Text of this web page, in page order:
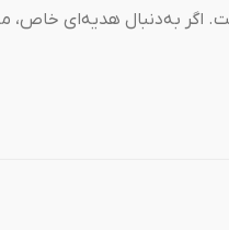
اگر به‌دنبال هدیه‌ای خاص،